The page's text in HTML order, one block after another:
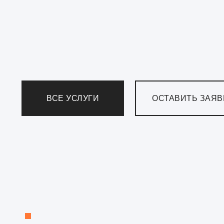
ОСТАВИТЬ
ВСЕ УСЛУГИ